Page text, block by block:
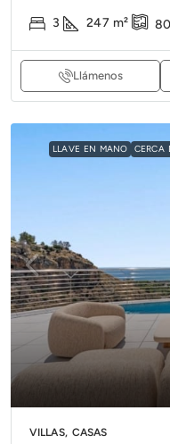
3 247 m²
Llámenos
LLAVE EN MANO CERCA
VILLAS, CASAS